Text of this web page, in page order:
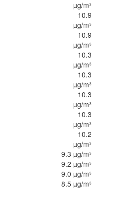
µg/m³
10.9
µg/m³
10.9
µg/m³
10.3
µg/m³
10.3
µg/m³
10.3
µg/m³
10.3
µg/m³
10.2
µg/m³
9.3 µg/m³
9.2 µg/m³
9.0 µg/m³
8.5 µg/m³